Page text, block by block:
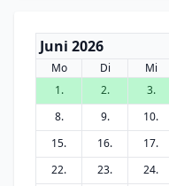
Juni 2026
Mo Di Mi
1.
2. 3.
8.
9. 10.
15.
16. 17.
22.
23. 24.